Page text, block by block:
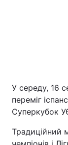
У середу, 16
переміг
Суперкубок
Традиційний